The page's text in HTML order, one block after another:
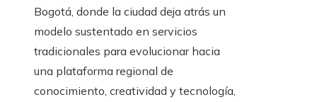
Bogotá, donde la ciudad deja atrás un
modelo sustentado en servicios
tradicionales para evolucionar hacia
una plataforma regional de
conocimiento, creatividad y tecnología,